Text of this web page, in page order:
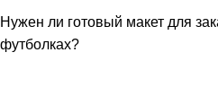
Нужен ли готовый макет для
футболках?